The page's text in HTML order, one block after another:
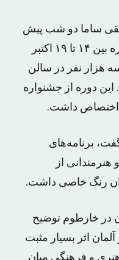
ساما دو شب پیش
به کار خود پایان داد. این جشنواره بین ۱۴ تا ۱۹ اکتبر
هزار نفر در سالن
دوره از جشنواره
اختصاص داشت.
برنامه‌های
از
رنگ خاصی داشت.
در خارطوم توضیح
اثر بسیار مثبت